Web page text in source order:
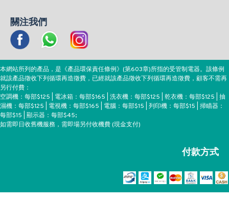
關注我們
本網站所列的產品，是《產品環保責任條例》(第603章)所指的受管制電器。該條例
就該產品徵收下列循環再造徵費，已經就該產品徵收下列循環再造徵費，顧客不需再
另行付費：
空調機：每部$125 | 電冰箱：每部$165 | 洗衣機：每部$125 | 乾衣機：每部$125 | 抽
濕機：每部$125 | 電視機：每部$165 | 電腦：每部$15 | 列印機：每部$15 | 掃瞄器：
每部$15 | 顯示器：每部$45;
如需即日收舊機服務，需即場另付收機費 (現金支付)
付款方式